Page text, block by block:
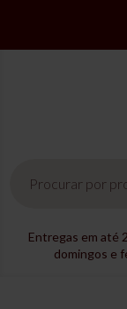
produtos
Entregas em até
domingos e